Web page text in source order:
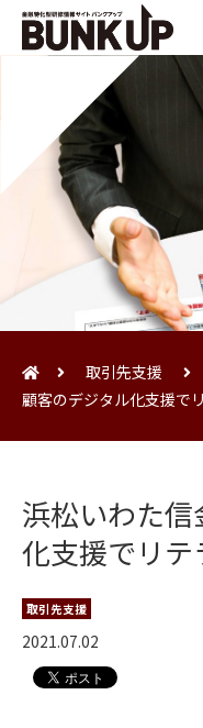
取引先支援
顧客のデジタル化支援で
浜松いわた
化支援でリテ
取引先支援
2021.07.02